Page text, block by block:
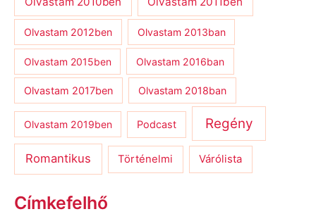
Olvastam 2012ben Olvastam 2013ban
Olvastam 2015ben Olvastam 2016ban
Olvastam 2017ben Olvastam 2018ban
Olvastam 2019ben Podcast Regény
Romantikus Történelmi Várólista
Címkefelhő